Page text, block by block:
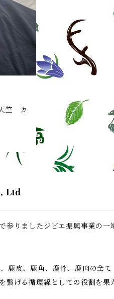
竺 カ
Ltd
参りましたジビエ振興事業の一
鹿皮、鹿角、鹿骨、鹿肉の全
繋げる循環線としての役割を果